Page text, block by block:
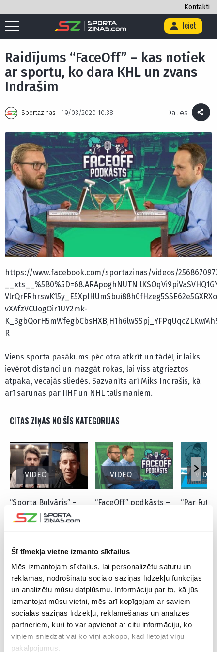
Šī tīmekļa vietne izmanto sīkfailus
Mēs izmantojam sīkfailus, lai personalizētu saturu un
reklāmas, nodrošinātu sociālo saziņas līdzekļu funkcijas
un analizētu mūsu datplūsmu. Informāciju par to, kā jūs
izmantojat mūsu vietni, mēs arī kopīgojam ar saviem
sociālās saziņas līdzekļu, reklamēšanas un analīzes
partneriem, kuri to var apvienot ar citu informāciju, ko
viņiem sniedzat vai ko viņi apkopo, kad lietojat viņu
pakalpojumus.
Kontakti
Ieiet
Sākums Podkāsti / Raidījums “FaceOff” – kas notiek ar sportu, ko dara
Raidījums “FaceOff” – kas notiek
ar sportu, ko dara KHL un zvans
Indrašim
Sportazinas 19/03/2020 10:38 Dalies
https://www.facebook.com/sportazinas/videos/
vXAfzVCUogOir1UY2mk-
R
Viens sporta pasākums pēc otra atkrīt un tādēļ ir laiks
ievērot distanci un mazgāt rokas, lai viss atgrieztos
atpakaļ vecajās sliedēs. Sazvanīts arī Miks Indrašis, kā
arī sarunas par IIHF un NHL talismaniem.
CITAS ZIŅAS NO ŠĪS KATEGORIJAS
VIDEO
“Sporta Bulvāris” –
Ādolfs ar Ūdri
nepiekrīt viedoklim,
ka bez sporta var
VIDEO
“FaceOff” podkāsts –
drusku par
VIDEO
“Par
Faceoff Podkāsti